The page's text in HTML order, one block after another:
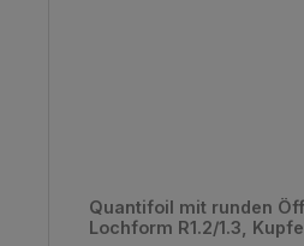
Quantifoil mit runden
Lochform R1.2/1.3,